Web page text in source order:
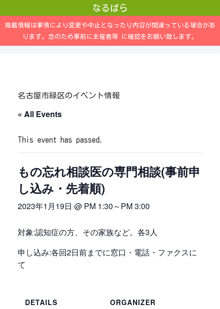
なるぱら
掲載情報は事情により変更や中止となったり内容が間違っている場合があ
ります。念のため事前に主催者等 に確認をお願い致します。
名古屋市緑区のイベント情報
« All Events
This event has passed.
もの忘れ相談医の専門相談(事前申
し込み・先着順)
2023年1月19日 @ PM 1:30～PM 3:00
対象:認知症の方、その家族など。各3人
申し込み:各回2日前までに窓口・電話・ファクスに
て
DETAILS
ORGANIZER